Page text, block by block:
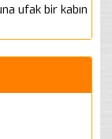
ufak bir kabın